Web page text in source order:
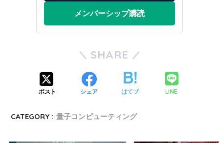
メンバーシップ購読
SHARE
ポスト シェア はてブ LINE
CATEGORY : 量子コンピューティング